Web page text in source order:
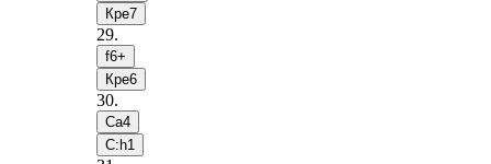
Крe7
29.
f6+
Крe6
30.
Сa4
С:h1